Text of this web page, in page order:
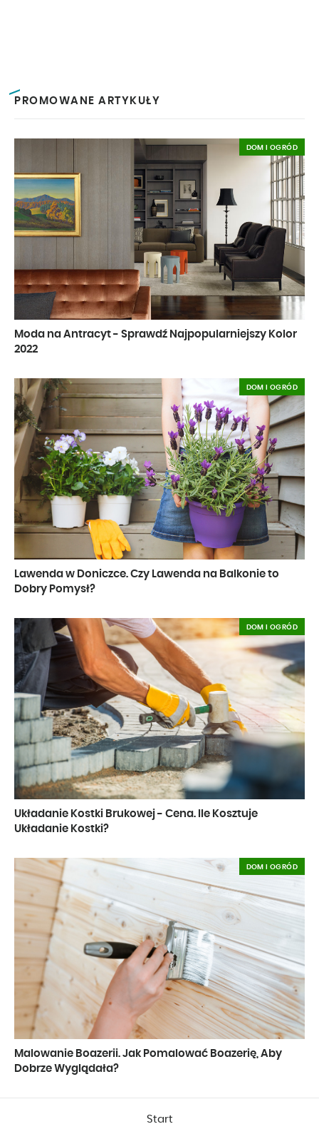
PROMOWANE ARTYKUŁY
Moda na Antracyt - Sprawdź Najpopularniejszy Kolor
2022
DOM I OGRÓD
Lawenda w Doniczce. Czy Lawenda na Balkonie to
Dobry Pomysł?
DOM I OGRÓD
Układanie Kostki Brukowej - Cena. Ile Kosztuje
Układanie Kostki?
DOM I OGRÓD
Malowanie Boazerii. Jak Pomalować Boazerię, Aby
Dobrze Wyglądała?
DOM I OGRÓD
Start